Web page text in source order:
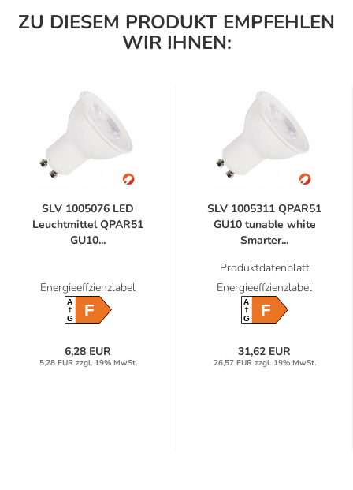
ZU DIESEM PRODUKT EMPFEHLEN
WIR IHNEN:
SLV 1005076 LED
Leuchtmittel QPAR51
GU10...
Energieeffzienzlabel
A
GF
6,28 EUR
5,28 EUR zzgl. 19% MwSt.
SLV 1005311 QPAR51
GU10 tunable white
Smarter...
Produktdatenblatt
Energieeffzienzlabel
A
GF
31,62 EUR
26,57 EUR zzgl. 19% MwSt.